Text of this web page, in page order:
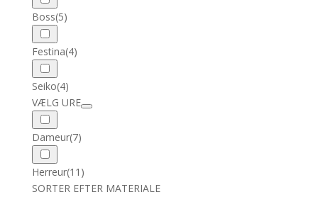
Boss(5)
Festina(4)
Seiko(4)
VÆLG URE
Dameur(7)
Herreur(11)
SORTER EFTER MATERIALE